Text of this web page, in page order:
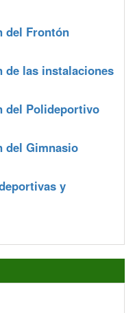
del Frontón
de las instalaciones
del Polideportivo
del Gimnasio
y